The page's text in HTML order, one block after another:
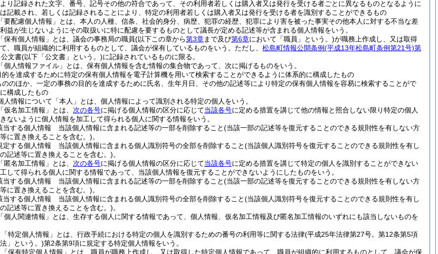
り記録された文字、番号、記号その他の符合であって、その利用者若しくは購入者又は発行を受ける者ごとに異なるものとなるように
記載され、若しくは記録されることにより、特定の利用者若しくは購入者又は発行を受ける者を識別することができるもの
要配慮個人情報」とは、本人の人種、信条、社会的身分、病歴、犯罪の経歴、犯罪により害を被った事実その他本人に対する不当な差
益が生じないようにその取扱いに特に配慮を要するものとして議長が定める記述等が含まれる個人情報をいう。
保有個人情報」とは、議会の事務局の職員(以下この章から第3章まで及び第6章において「職員」という。)が職務上作成し、又は取得
、職員が組織的に利用するものとして、議会が保有しているものをいう。 ただし、 松島町情報公開条例(平成13年松島町条例第21号)第
文書(以下「公文書」という。)に記録されているものに限る。
個人情報ファイル」とは、保有個人情報を含む情報の集合物であって、次に掲げるものをいう。
を達成するために特定の保有個人情報を電子計算機を用いて検索することができるように体系的に構成したもの
ののほか、一定の事務の目的を達成するために氏名、生年月日、その他の記述等により特定の保有個人情報を容易に検索することがで
構成したもの
人情報について「本人」とは、個人情報によって識別される特定の個人をいう。
仮名加工情報」とは、 次の各号に掲げる個人情報の区分に応じて当該各号に定める措置を講じて他の情報と照合しない限り特定の個人
ないように個人情報を加工して得られる個人に関する情報をいう。
当する個人情報 当該個人情報に含まれる記述等の一部を削除すること(当該一部の記述等を復元することのできる規則性を有しない方
に置き換えることを含む。)。
定する個人情報 当該個人情報に含まれる個人識別符号の全部を削除すること(当該個人識別符号を復元することのできる規則性を有し
記述等に置き換えることを含む。)。
匿名加工情報」とは、 次の各号に掲げる個人情報の区分に応じて当該各号に定める措置を講じて特定の個人を識別することができない
して得られる個人に関する情報であって、当該個人情報を復元することができないようにしたものをいう。
当する個人情報 当該個人情報に含まれる記述等の一部を削除すること(当該一部の記述等を復元することのできる規則性を有しない方
に置き換えることを含む。)。
当する個人情報 当該個人情報に含まれる個人識別符号の全部を削除すること(当該個人識別符号を復元することのできる規則性を有し
記述等に置き換えることを含む。)。
個人関連情報」とは、生存する個人に関する情報であって、個人情報、仮名加工情報及び匿名加工情報のいずれにも該当しないものを
特定個人情報」とは、行政手続における特定の個人を識別するための番号の利用等に関する法律(平成25年法律第27号。第12条第5項
」という。)第2条第9項に規定する特定個人情報をいう。
保有特定個人情報」とは、職員が職務上作成し、又は取得した特定個人情報であって、職員が組織的に利用するものとして、議会が保